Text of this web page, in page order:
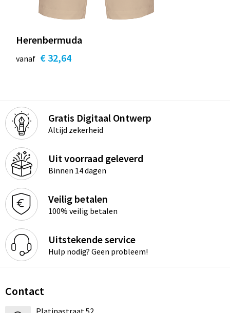
Herenbermuda
vanaf € 32,64
Gratis Digitaal Ontwerp
Altijd zekerheid
Uit voorraad geleverd
Binnen 14 dagen
Veilig betalen
100% veilig betalen
Uitstekende service
Hulp nodig? Geen probleem!
Contact
Platinastraat 52